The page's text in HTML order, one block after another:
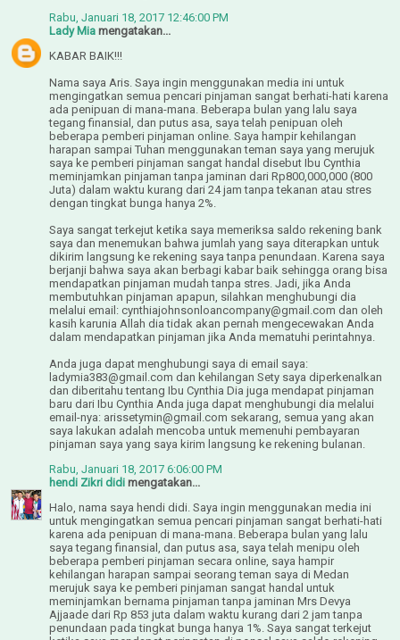
Rabu, Januari 18, 2017 12:46:00 PM
Lady Mia mengatakan...
KABAR BAIK!!!
Nama saya Aris. Saya ingin menggunakan media ini untuk
mengingatkan semua pencari pinjaman sangat berhati-hati karena
ada penipuan di mana-mana. Beberapa bulan yang lalu saya
tegang finansial, dan putus asa, saya telah penipuan oleh
beberapa pemberi pinjaman online. Saya hampir kehilangan
harapan sampai Tuhan menggunakan teman saya yang merujuk
saya ke pemberi pinjaman sangat handal disebut Ibu Cynthia
meminjamkan pinjaman tanpa jaminan dari Rp800,000,000 (800
Juta) dalam waktu kurang dari 24 jam tanpa tekanan atau stres
dengan tingkat bunga hanya 2%.
Saya sangat terkejut ketika saya memeriksa saldo rekening bank
saya dan menemukan bahwa jumlah yang saya diterapkan untuk
dikirim langsung ke rekening saya tanpa penundaan. Karena saya
berjanji bahwa saya akan berbagi kabar baik sehingga orang bisa
mendapatkan pinjaman mudah tanpa stres. Jadi, jika Anda
membutuhkan pinjaman apapun, silahkan menghubungi dia
melalui email: cynthiajohnsonloancompany@gmail.com dan oleh
kasih karunia Allah dia tidak akan pernah mengecewakan Anda
dalam mendapatkan pinjaman jika Anda mematuhi perintahnya.
Anda juga dapat menghubungi saya di email saya:
ladymia383@gmail.com dan kehilangan Sety saya diperkenalkan
dan diberitahu tentang Ibu Cynthia Dia juga mendapat pinjaman
baru dari Ibu Cynthia Anda juga dapat menghubungi dia melalui
email-nya: arissetymin@gmail.com sekarang, semua yang akan
saya lakukan adalah mencoba untuk memenuhi pembayaran
pinjaman saya yang saya kirim langsung ke rekening bulanan.
Rabu, Januari 18, 2017 6:06:00 PM
hendi Zikri didi mengatakan...
Halo, nama saya hendi didi. Saya ingin menggunakan media ini
untuk mengingatkan semua pencari pinjaman sangat berhati-hati
karena ada penipuan di mana-mana. Beberapa bulan yang lalu
saya tegang finansial, dan putus asa, saya telah menipu oleh
beberapa pemberi pinjaman secara online, saya hampir
kehilangan harapan sampai seorang teman saya di Medan
merujuk saya ke pemberi pinjaman sangat handal untuk
meminjamkan bernama pinjaman tanpa jaminan Mrs Devya
Ajjaade dari Rp 853 juta dalam waktu kurang dari 2 jam tanpa
penundaan pada tingkat bunga hanya 1%. Saya sangat terkejut